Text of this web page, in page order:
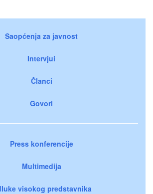
Saopćenja za javnost
Intervjui
Članci
Govori
Press konferencije
Multimedija
visokog predstavnika